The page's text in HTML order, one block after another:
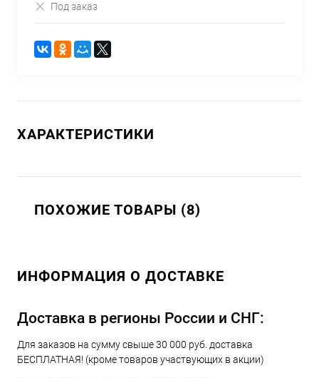
Под заказ
ХАРАКТЕРИСТИКИ
ПОХОЖИЕ ТОВАРЫ (8)
ИНФОРМАЦИЯ О ДОСТАВКЕ
Доставка в регионы России и СНГ:
Для заказов на сумму свыше 30 000 руб. доставка
БЕСПЛАТНАЯ! (кроме товаров участвующих в акции)